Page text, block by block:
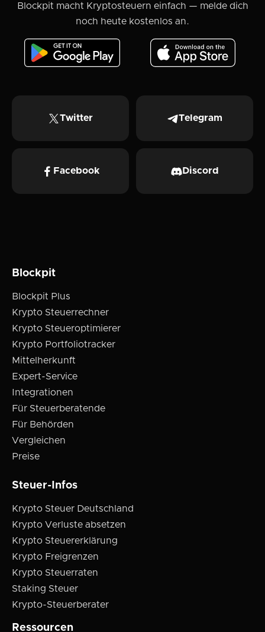
Blockpit macht Kryptosteuern einfach — melde dich
noch heute kostenlos an.
Twitter Telegram
Facebook Discord
Blockpit
Blockpit Plus
Krypto Steuerrechner
Krypto Steueroptimierer
Krypto Portfoliotracker
Mittelherkunft
Expert-Service
Integrationen
Für Steuerberatende
Für Behörden
Vergleichen
Preise
Steuer-Infos
Krypto Steuer Deutschland
Krypto Verluste absetzen
Krypto Steuererklärung
Krypto Freigrenzen
Krypto Steuerraten
Staking Steuer
Krypto-Steuerberater
Ressourcen